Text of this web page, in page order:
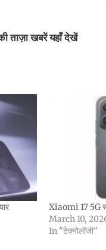
ताज़ा खबरें यहाँ देखें
Xiaomi 17 5G
March 10,
In "टेक्नोलॉजी"